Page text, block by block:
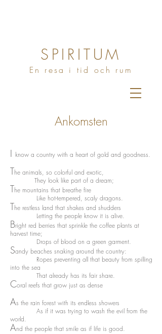
SPIRITUM
En resa i tid och rum
Ankomsten
I know a country with a heart of gold and goodness.
The animals, so colorful and exotic,
They look like part of a dream;
The mountains that breathe fire
Like hot-tempered, scaly dragons.
The restless land that shakes and shudders
Letting the people know it is alive.
Bright red berries that sprinkle the coffee plants at
harvest time;
Drops of blood on a green garment.
Sandy beaches snaking around the country:
Ropes preventing all that beauty from spilling
into the sea
That already has its fair share.
Coral reefs that grow just as dense
As the rain forest with its endless showers
As if it was trying to wash the evil from the
world.
And the people that smile as if life is good.